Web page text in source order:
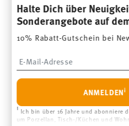
ANMELDEN
Ich bin über 16 Jahre und abonniere
Zukunft möglich über den Abmeldelink
unter:Datenschutz.
WIE KÖNNEN WIR DIR
RECHTLICHES &
Halte Dich über
Sonderangebote auf
10% Rabatt-Gutschein bei
ANMELDENi
i Ich bin über 16 Jahre und abonniere
um Porzellan, Tisch-/Küchen und